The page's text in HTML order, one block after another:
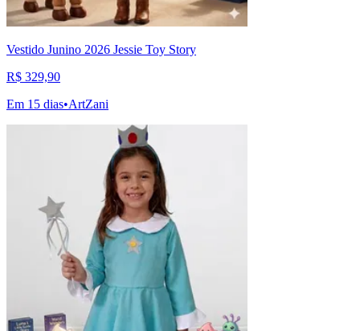
Vestido Junino 2026 Jessie Toy Story
R$ 329,90
Em 15 dias•ArtZani